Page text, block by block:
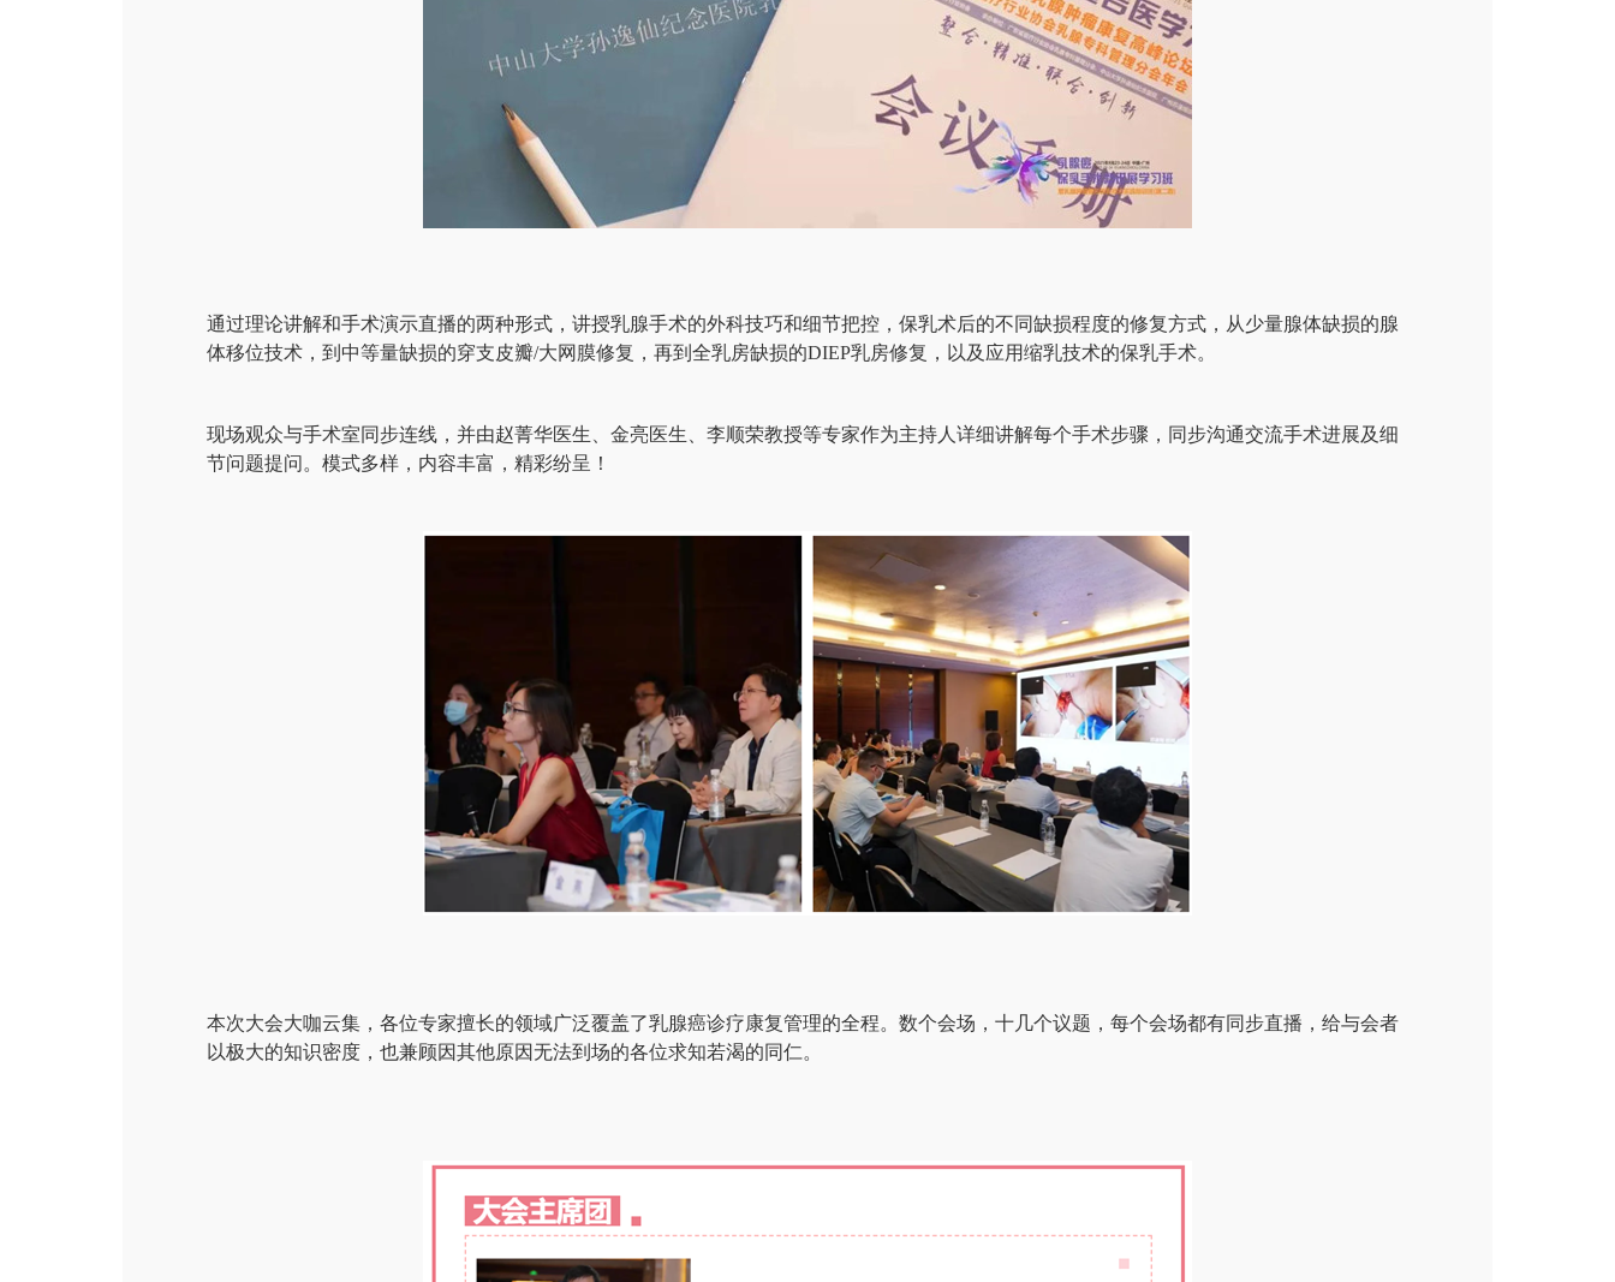
通过理论讲解和手术演示直播的两种形式，讲授乳腺手术的外科技巧和细节把控，保乳术后的不同缺损程度的修复方式，从少量腺体缺损的腺
体移位技术，到中等量缺损的穿支皮瓣/大网膜修复，再到全乳房缺损的DIEP乳房修复，以及应用缩乳技术的保乳手术。
现场观众与手术室同步连线，并由赵菁华医生、金亮医生、李顺荣教授等专家作为主持人详细讲解每个手术步骤，同步沟通交流手术进展及细
节问题提问。模式多样，内容丰富，精彩纷呈！
本次大会大咖云集，各位专家擅长的领域广泛覆盖了乳腺癌诊疗康复管理的全程。数个会场，十几个议题，每个会场都有同步直播，给与会者
以极大的知识密度，也兼顾因其他原因无法到场的各位求知若渴的同仁。